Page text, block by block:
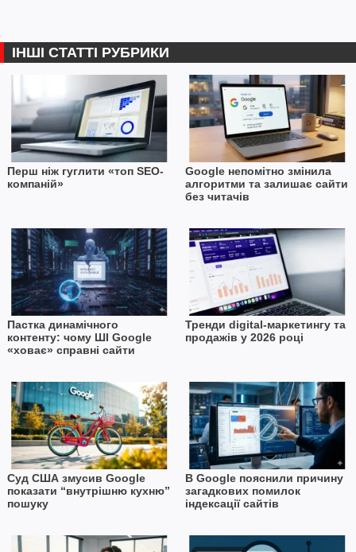
ІНШІ СТАТТІ РУБРИКИ
Перш ніж гуглити «топ SEO-
компаній»
Google непомітно змінила
алгоритми та залишає сайти
без читачів
Пастка динамічного
контенту: чому ШІ Google
«ховає» справні сайти
Тренди digital-маркетингу та
продажів у 2026 році
Суд США змусив Google
показати “внутрішню кухню”
пошуку
В Google пояснили причину
загадкових помилок
індексації сайтів